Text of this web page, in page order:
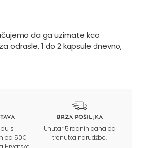
da ga uzimate kao
odrasle, 1 do 2 kapsule dnevno,
s
od 50€
BRZA POŠILJKA
Unutar 5 radnih dana od
trenutka narudžbe.